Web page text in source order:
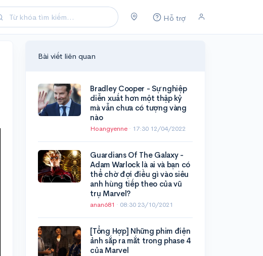
Hỗ trợ
Bài viết liên quan
Bradley Cooper - Sự nghiệp
diễn xuất hơn một thập kỷ
mà vẫn chưa có tượng vàng
nào
Hoangyenne · 17:30 12/04/2022
Guardians Of The Galaxy -
Adam Warlock là ai và bạn có
thể chờ đợi điều gì vào siêu
anh hùng tiếp theo của vũ
trụ Marvel?
anan681 · 08:30 23/10/2021
[Tổng Hợp] Những phim điện
ảnh sắp ra mắt trong phase 4
của Marvel